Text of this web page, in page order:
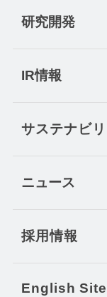
研究開発
IR情報
サステナビ
ニュース
採用情報
English Site